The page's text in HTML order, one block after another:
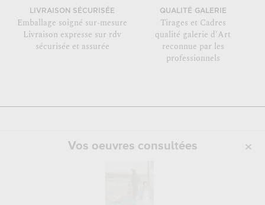
LIVRAISON SÉCURISÉE
Emballage soigné sur-mesure
Livraison expresse sur rdv
sécurisée et assurée
QUALITÉ GALERIE
Tirages et Cadres
qualité galerie d'Art
reconnue par les
professionnels
Vos oeuvres consultées